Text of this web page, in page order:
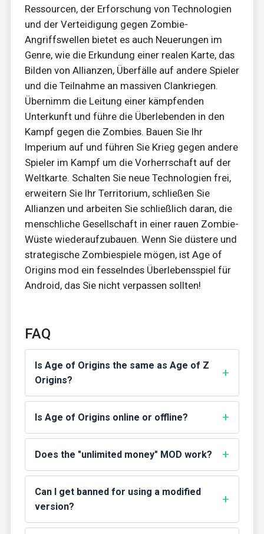
Ressourcen, der Erforschung von Technologien
und der Verteidigung gegen Zombie-
Angriffswellen bietet es auch Neuerungen im
Genre, wie die Erkundung einer realen Karte, das
Bilden von Allianzen, Überfälle auf andere Spieler
und die Teilnahme an massiven Clankriegen.
Übernimm die Leitung einer kämpfenden
Unterkunft und führe die Überlebenden in den
Kampf gegen die Zombies. Bauen Sie Ihr
Imperium auf und führen Sie Krieg gegen andere
Spieler im Kampf um die Vorherrschaft auf der
Weltkarte. Schalten Sie neue Technologien frei,
erweitern Sie Ihr Territorium, schließen Sie
Allianzen und arbeiten Sie schließlich daran, die
menschliche Gesellschaft in einer rauen Zombie-
Wüste wiederaufzubauen. Wenn Sie düstere und
strategische Zombiespiele mögen, ist Age of
Origins mod ein fesselndes Überlebensspiel für
Android, das Sie nicht verpassen sollten!
FAQ
Is Age of Origins the same as Age of Z
Origins?
Is Age of Origins online or offline?
Does the "unlimited money" MOD work?
Can I get banned for using a modified
version?